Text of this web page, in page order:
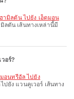
ามิลตัน ไปยัง เอ็ดมอน
ลตัน เส้นทางเหล่านี้มี
อร์?
อนทรีอัล ไปยัง
ยัง แวนคูเวอร์ เส้นทาง